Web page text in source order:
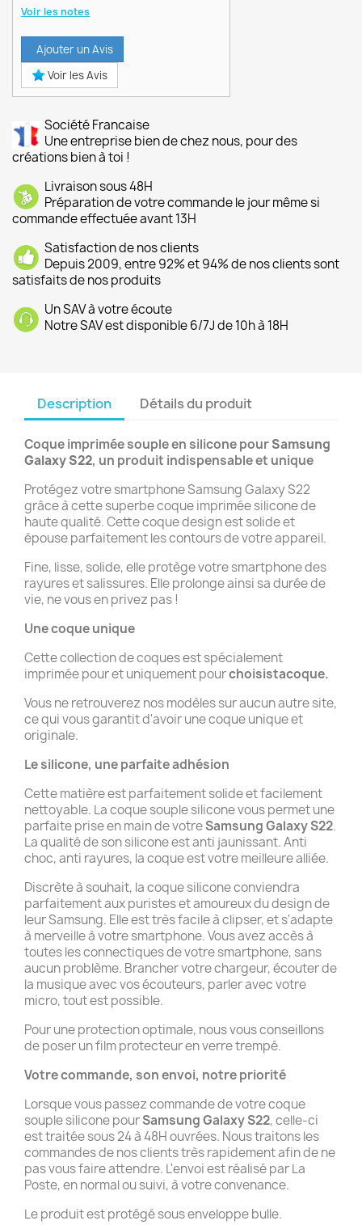
Voir les notes
Ajouter un Avis
Voir les Avis
Société Francaise
Une entreprise bien de chez nous, pour des
créations bien à toi !
Livraison sous 48H
Préparation de votre commande le jour même si
commande effectuée avant 13H
Satisfaction de nos clients
Depuis 2009, entre 92% et 94% de nos clients sont
satisfaits de nos produits
Un SAV à votre écoute
Notre SAV est disponible 6/7J de 10h à 18H
Description Détails du produit
Coque imprimée souple en silicone pourSamsung
Galaxy S22, un produit indispensable et unique
Protégez votre smartphone Samsung Galaxy S22
grâce à cette superbe coque imprimée silicone de
haute qualité. Cette coque design est solide et
épouse parfaitement les contours de votre appareil.
Fine, lisse, solide, elle protège votre smartphone des
rayures et salissures. Elle prolonge ainsi sa durée de
vie, ne vous en privez pas !
Une coque unique
Cette collection de coques est spécialement
imprimée pour et uniquement pourchoisistacoque.
Vous ne retrouverez nos modèles sur aucun autre site,
ce qui vous garantit d'avoir une coque unique et
originale.
Le silicone, une parfaite adhésion
Cette matière est parfaitement solide et facilement
nettoyable. La coque souple silicone vous permet une
parfaite prise en main de votreSamsung Galaxy S22.
La qualité de son silicone est anti jaunissant. Anti
choc, anti rayures, la coque est votre meilleure alliée.
Discrète à souhait, la coque silicone conviendra
parfaitement aux puristes et amoureux du design de
leur Samsung. Elle est très facile à clipser, et s'adapte
à merveille à votre smartphone. Vous avez accès à
toutes les connectiques de votre smartphone, sans
aucun problème. Brancher votre chargeur, écouter de
la musique avec vos écouteurs, parler avec votre
micro, tout est possible.
Pour une protection optimale, nous vous conseillons
de poser un film protecteur en verre trempé.
Votre commande, son envoi, notre priorité
Lorsque vous passez commande de votre coque
souple silicone pourSamsung Galaxy S22, celle-ci
est traitée sous 24 à 48H ouvrées. Nous traitons les
commandes de nos clients très rapidement afin de ne
pas vous faire attendre. L'envoi est réalisé par La
Poste, en normal ou suivi, à votre convenance.
Le produit est protégé sous enveloppe bulle.